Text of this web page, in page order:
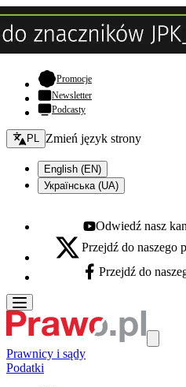
Promocje- otwiera się w nowej
Newsletter
Podcasty
Zmień język - bieżący:
PL Zmień język strony
English (EN)
Українська (UA)
Youtube - otwiera się w
Odwiedź nasz
X - otwiera się w nowej karcie
Przejdź do
Facebook - otwiera się w
Przejdź do
Prawnicy i sądy
Podatki